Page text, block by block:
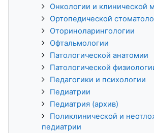
Онкологии и клинической
Ортопедической
Оториноларингологии
Офтальмологии
Патологической анатомии
Патологической
Педагогики и психологии
Педиатрии
Педиатрия (архив)
Поликлинической и
педиатрии